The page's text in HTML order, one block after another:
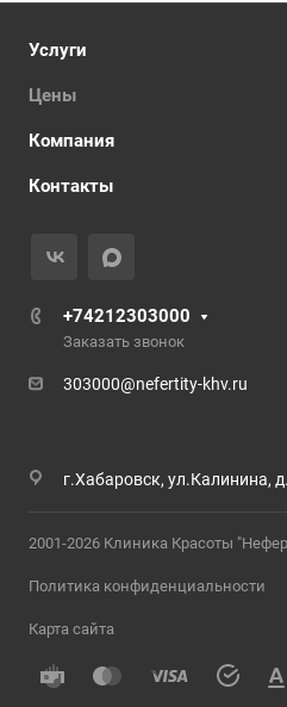
Услуги
Цены
Компания
Контакты
+74212303000
Заказать звонок
303000@nefertity-khv.ru
г.Хабаровск, ул.Калинина,
2001-2026 Клиника Красоты
Политика конфиденциальности
Карта сайта